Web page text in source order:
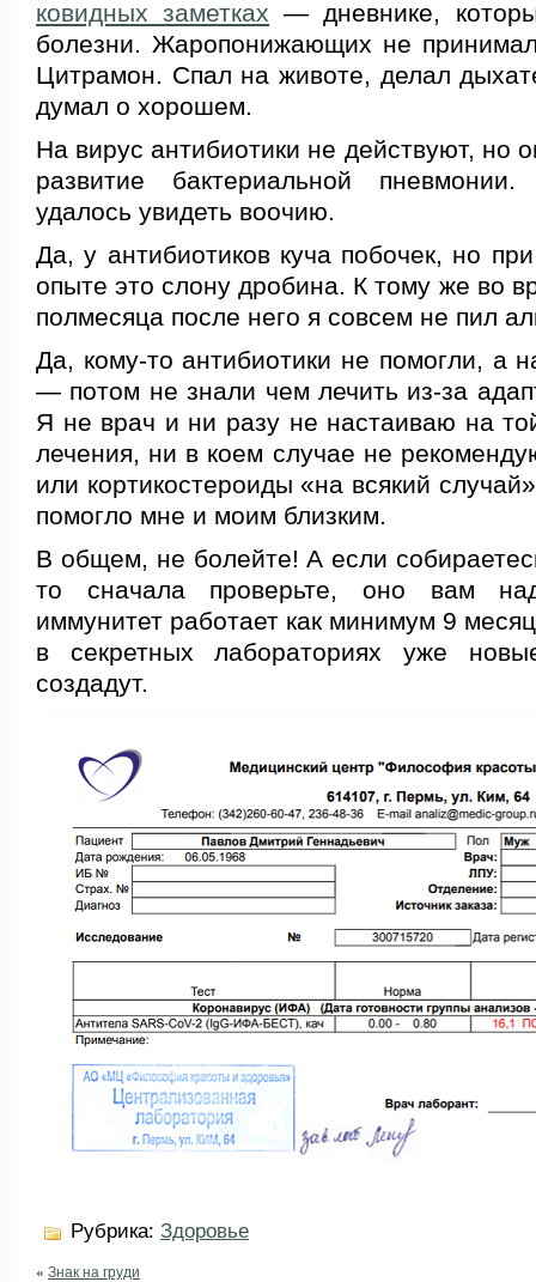
ковидных заметках — дневнике,
болезни. Жаропонижающих не
Цитрамон. Спал на животе, делал
думал о хорошем.
На вирус антибиотики не действуют, но
развитие бактериальной
удалось увидеть воочию.
Да, у антибиотиков куча побочек, но
опыте это слону дробина. К тому же во
полмесяца после него я совсем не пил
Да, кому-то антибиотики не помогли, а
— потом не знали чем лечить из-за
Я не врач и ни разу не настаиваю на
лечения, ни в коем случае не
или кортикостероиды «на всякий
помогло мне и моим близким.
В общем, не болейте! А если
то сначала проверьте, оно вам
иммунитет работает как минимум 9
в секретных лабораториях уже
создадут.
Рубрика: Здоровье
« Знак на груди